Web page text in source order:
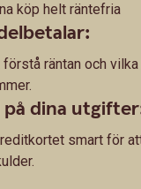
köp helt räntefria
räntan och
på dina
smart för